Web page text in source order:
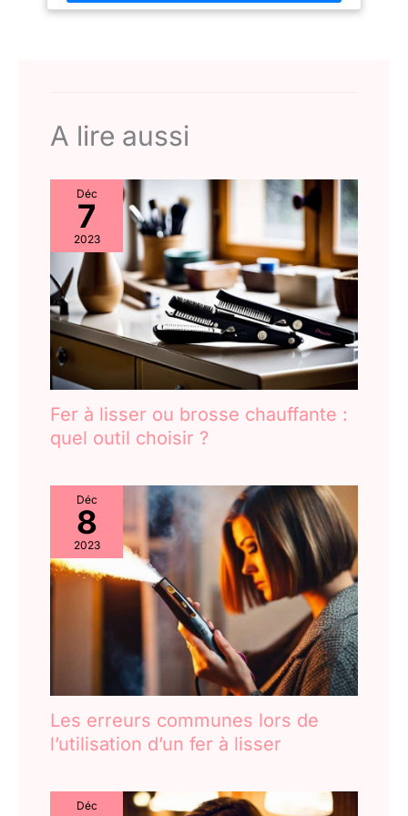
fonction ionique anti-frisottis, pour s'adapter à tous les types
cheveux épais ou texturés peuvent supporter plus de chaleur.
Utilisez toujours un spray thermoprotecteur avant le coiffage.
A lire aussi
Déc
7
2023
Fer à lisser ou brosse chauffante :
quel outil choisir ?
Déc
8
2023
Les erreurs communes lors de
l’utilisation d’un fer à lisser
Déc